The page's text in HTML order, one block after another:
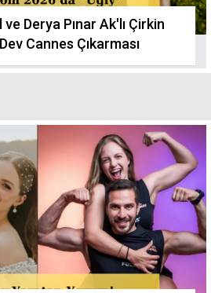
Derya Pınar Ak'lı Çirkin
Cannes Çıkarması